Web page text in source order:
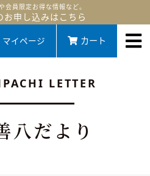
会員限定お得な情報など。
お申し込みはこちら
マイページ カート
LETTER
八だより